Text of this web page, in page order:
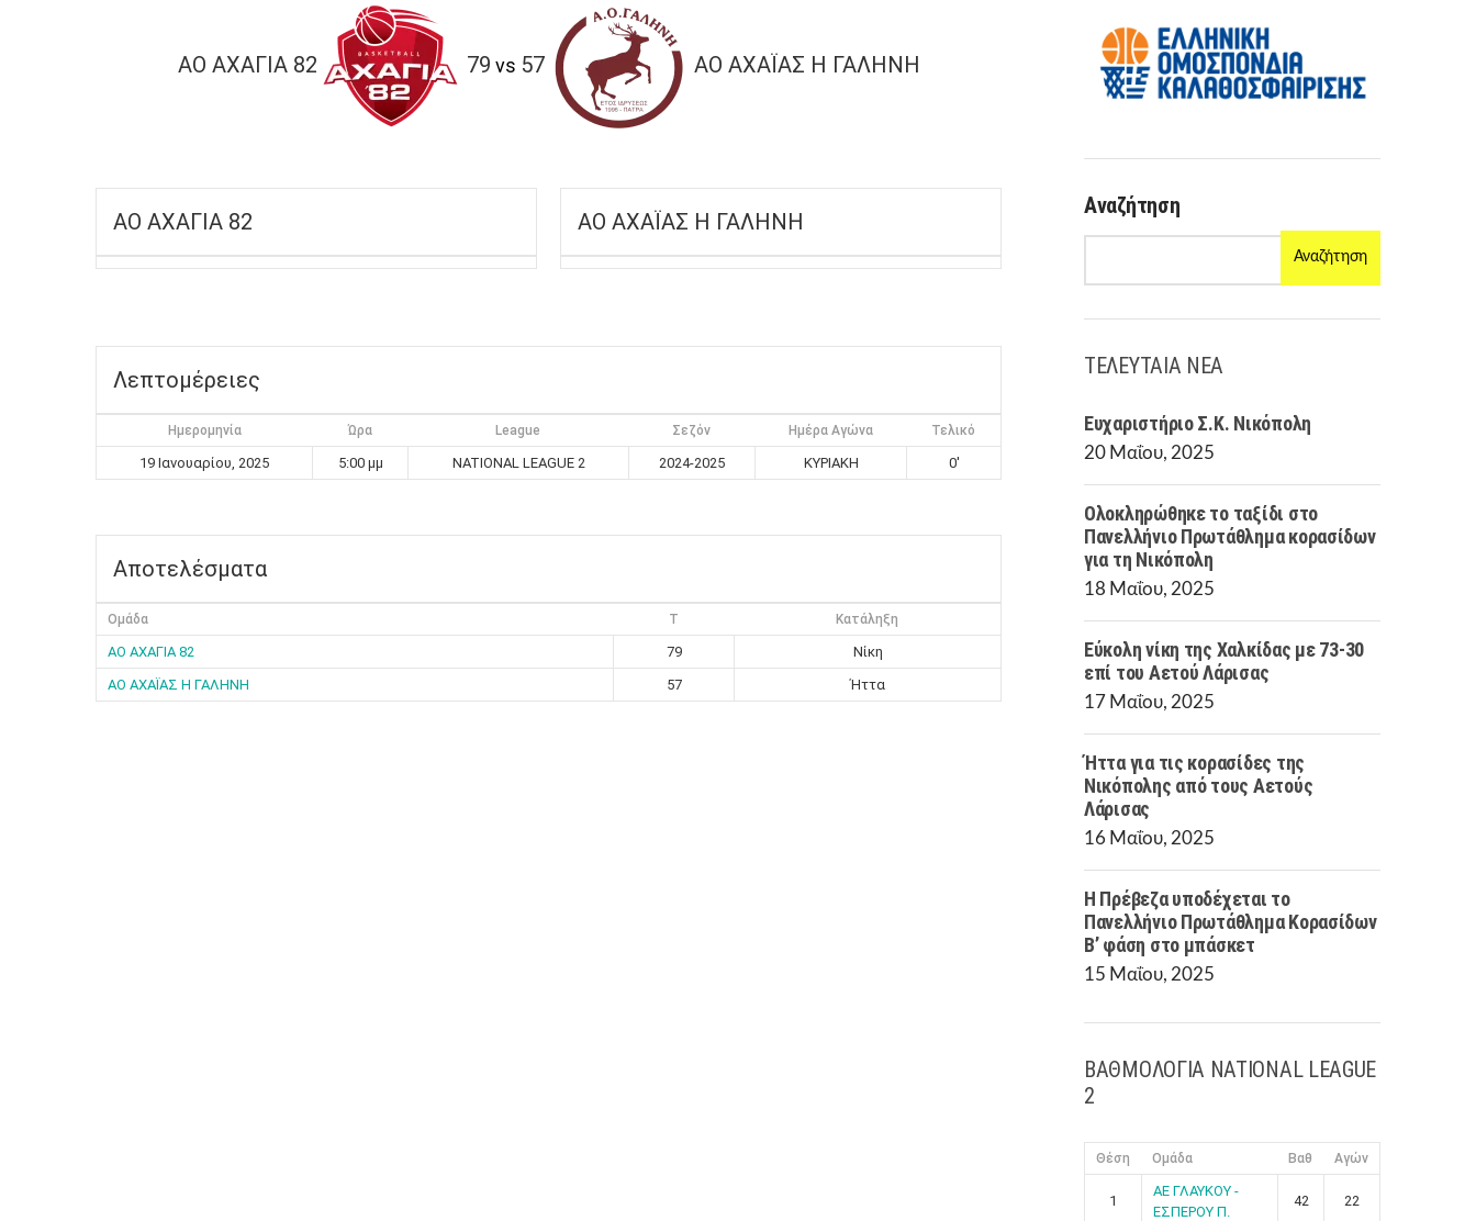
ΑΟ ΑΧΑΓΙΑ 82 79 vs 57 ΑΟ ΑΧΑΪΑΣ Η ΓΑΛΗΝΗ
ΑΟ ΑΧΑΓΙΑ 82 ΑΟ ΑΧΑΪΑΣ Η ΓΑΛΗΝΗ
Λεπτομέρειες
Ημερομηνία Ώρα League Σεζόν Ημέρα Αγώνα Τελικό
19 Ιανουαρίου, 2025 5:00 μμ NATIONAL LEAGUE 2 2024-2025 ΚΥΡΙΑΚΗ 0'
Αποτελέσματα
Ομάδα T Κατάληξη
ΑΟ ΑΧΑΓΙΑ 82 79
Νίκη
ΑΟ ΑΧΑΪΑΣ Η ΓΑΛΗΝΗ
57 Ήττα
Αναζήτηση
Αναζήτηση
ΤΕΛΕΥΤΑΙΑ ΝΕΑ
Ευχαριστήριο Σ.Κ. Νικόπολη
20 Μαΐου, 2025
Ολοκληρώθηκε το ταξίδι στο
Πανελλήνιο Πρωτάθλημα κορασίδων
για τη Νικόπολη
18 Μαΐου, 2025
Εύκολη νίκη της Χαλκίδας με 73-30
επί του Αετού Λάρισας
17 Μαΐου, 2025
Ήττα για τις κορασίδες της
Νικόπολης από τους Αετούς
Λάρισας
16 Μαΐου, 2025
Η Πρέβεζα υποδέχεται το
Πανελλήνιο Πρωτάθλημα Κορασίδων
Β’ φάση στο μπάσκετ
15 Μαΐου, 2025
ΒΑΘΜΟΛΟΓΙΑ NATIONAL LEAGUE
2
Θέση Ομάδα Βαθ Αγών
1
ΑΕ ΓΛΑΥΚΟΥ -
ΕΣΠΕΡΟΥ Π.
42 22